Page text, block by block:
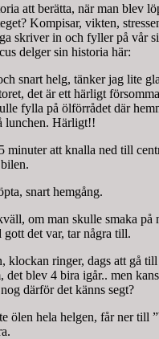
att berätta, när man blev
Kompisar, vikten,
skriver in och fyller på vår
delger sin historia här:
snart helg, tänker jag lite
det är ett härligt
fylla på ölförrådet där
lunchen. Härligt!!
minuter att knalla ned till
snart hemgång.
om man skulle smaka på
gott det var, tar några till.
klockan ringer, dags att gå
det blev 4 bira igår.. men
därför det känns segt?
ölen hela helgen, får ner till